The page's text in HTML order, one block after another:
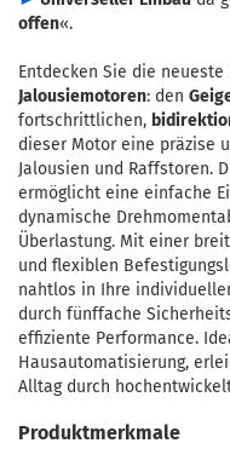
offen«.
Entdecken Sie die
Jalousiemotoren: den
fortschrittlichen,
dieser Motor eine präzise
Jalousien und Raffstoren.
ermöglicht eine einfache
dynamische
Überlastung. Mit einer
und flexiblen
nahtlos in Ihre
durch fünffache
effiziente Performance.
Hausautomatisierung,
Alltag durch
Produktmerkmale